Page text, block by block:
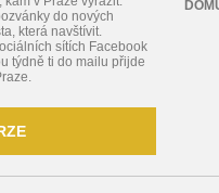
do nových
která navštívit.
sítích Facebook
týdně ti do mailu přijde